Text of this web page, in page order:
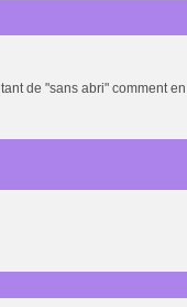
de "sans abri" comment